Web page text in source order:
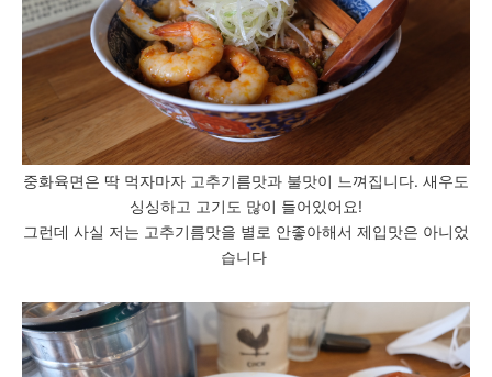
중화육면은 딱 먹자마자 고추기름맛과 불맛이 느껴집니다. 새우도
싱싱하고 고기도 많이 들어있어요!
그런데 사실 저는 고추기름맛을 별로 안좋아해서 제입맛은 아니었
습니다